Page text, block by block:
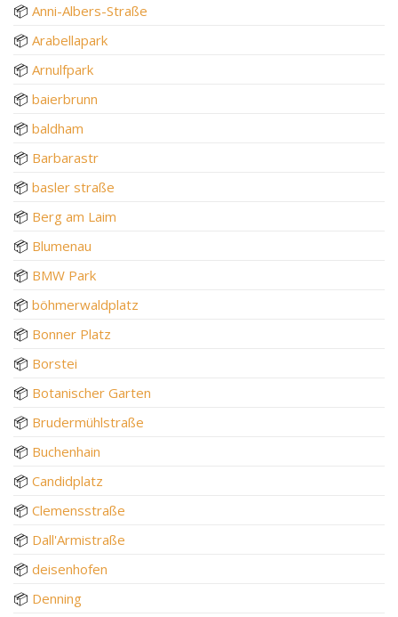
📦 Anni-Albers-Straße
📦 Arabellapark
📦 Arnulfpark
📦 baierbrunn
📦 baldham
📦 Barbarastr
📦 basler straße
📦 Berg am Laim
📦 Blumenau
📦 BMW Park
📦 böhmerwaldplatz
📦 Bonner Platz
📦 Borstei
📦 Botanischer Garten
📦 Brudermühlstraße
📦 Buchenhain
📦 Candidplatz
📦 Clemensstraße
📦 Dall'Armistraße
📦 deisenhofen
📦 Denning